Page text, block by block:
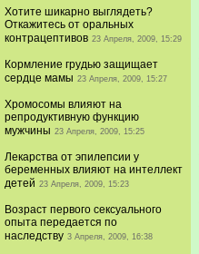
Хотите шикарно выглядеть?
Откажитесь от оральных
контрацептивов 23 Апреля, 2009, 15:29
Кормление грудью защищает
сердце мамы 23 Апреля, 2009, 15:27
Хромосомы влияют на
репродуктивную функцию
мужчины 23 Апреля, 2009, 15:25
Лекарства от эпилепсии у
беременных влияют на интеллект
детей 23 Апреля, 2009, 15:23
Возраст первого сексуального
опыта передается по
наследству 3 Апреля, 2009, 16:38